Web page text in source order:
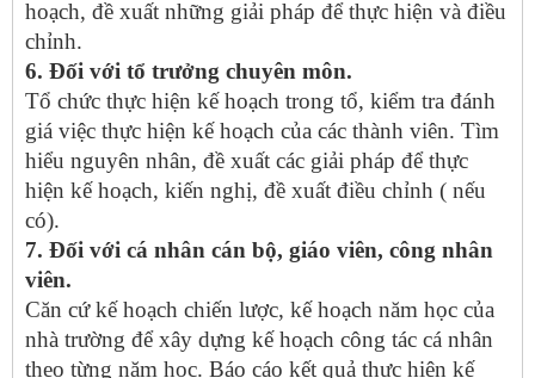
hoạch, đề xuất những giải pháp để thực hiện và điều
chỉnh.
6. Đối với tổ trưởng chuyên môn.
Tổ chức thực hiện kế hoạch trong tổ, kiểm tra đánh
giá việc thực hiện kế hoạch của các thành viên. Tìm
hiểu nguyên nhân, đề xuất các giải pháp để thực
hiện kế hoạch, kiến nghị, đề xuất điều chỉnh ( nếu
có).
7. Đối với cá nhân cán bộ, giáo viên, công nhân
viên.
Căn cứ kế hoạch chiến lược, kế hoạch năm học của
nhà trường để xây dựng kế hoạch công tác cá nhân
theo từng năm học. Báo cáo kết quả thực hiện kế